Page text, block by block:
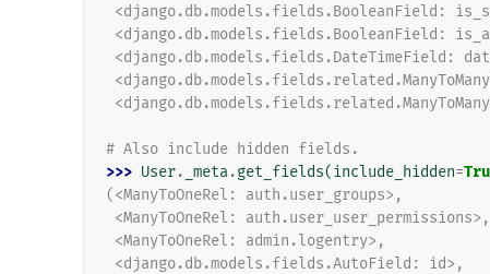
<django.db.models.fields.BooleanField:
<django.db.models.fields.BooleanField:
<django.db.models.fields.DateTimeField:
# Also include hidden fields.
>>> User. _meta.get_fields(include_hidden=
(<ManyToOneRel: auth.user_groups>,
<ManyToOneRel: auth.user_user_permissions>,
<ManyToOneRel: admin.logentry>,
<django.db.models.fields.AutoField: id>,